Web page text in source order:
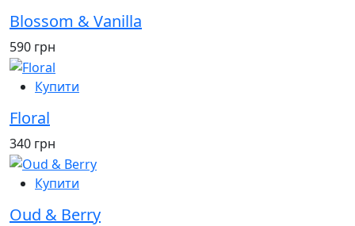
Blossom & Vanilla
590 грн
Купити
Floral
340 грн
Купити
Oud & Berry